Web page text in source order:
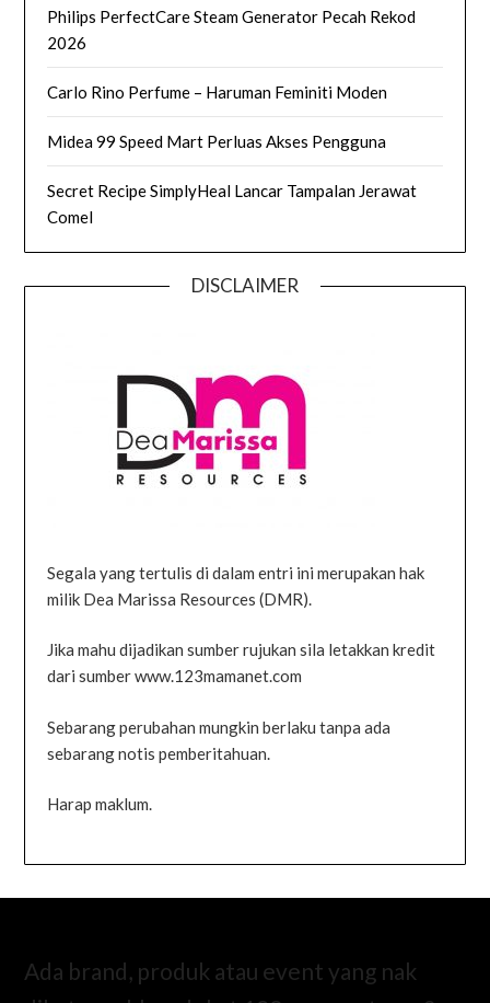
Philips PerfectCare Steam Generator Pecah Rekod
2026
Carlo Rino Perfume – Haruman Feminiti Moden
Midea 99 Speed Mart Perluas Akses Pengguna
Secret Recipe SimplyHeal Lancar Tampalan Jerawat
Comel
DISCLAIMER
Segala yang tertulis di dalam entri ini merupakan hak
milik Dea Marissa Resources (DMR).
Jika mahu dijadikan sumber rujukan sila letakkan kredit
dari sumber www.123mamanet.com
Sebarang perubahan mungkin berlaku tanpa ada
sebarang notis pemberitahuan.
Harap maklum.
Ada brand, produk atau event yang nak